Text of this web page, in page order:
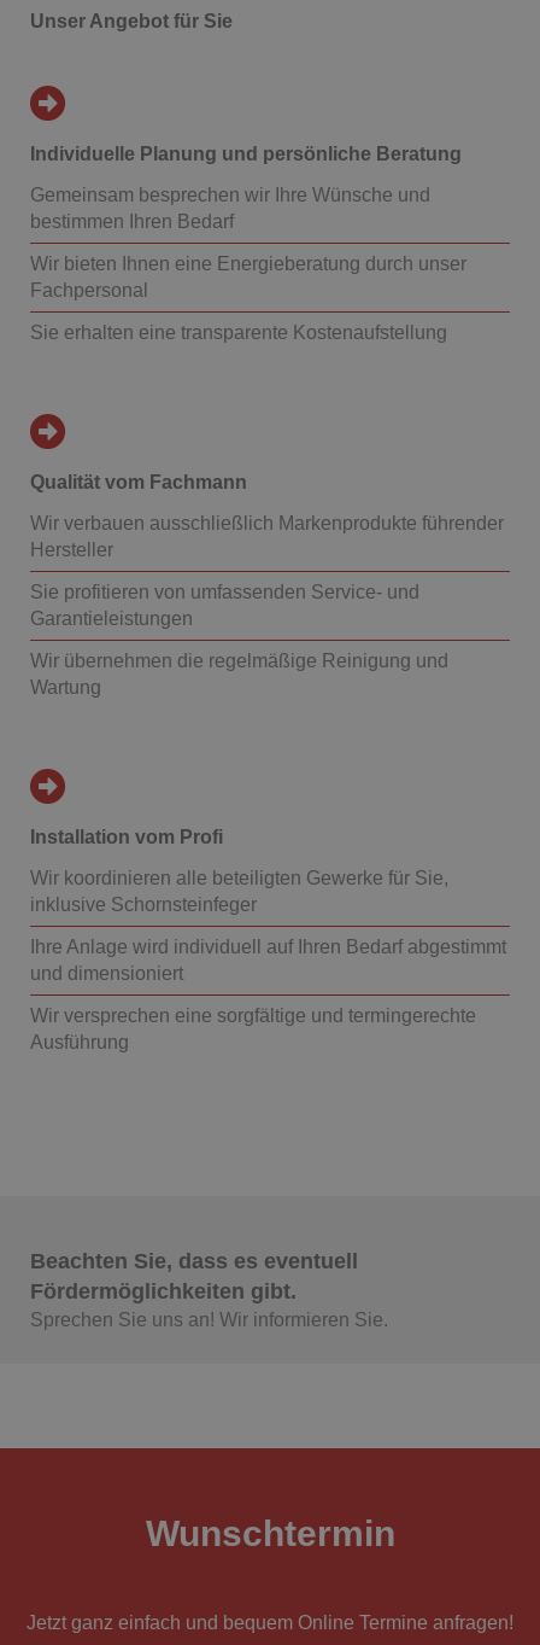
Unser Angebot für Sie
Individuelle Planung und persönliche Beratung
Gemeinsam besprechen wir Ihre Wünsche und
bestimmen Ihren Bedarf
Wir bieten Ihnen eine Energieberatung durch unser
Fachpersonal
Sie erhalten eine transparente Kostenaufstellung
Qualität vom Fachmann
Wir verbauen ausschließlich Markenprodukte führender
Hersteller
Sie profitieren von umfassenden Service- und
Garantieleistungen
Wir übernehmen die regelmäßige Reinigung und
Wartung
Installation vom Profi
Wir koordinieren alle beteiligten Gewerke für Sie,
inklusive Schornsteinfeger
Ihre Anlage wird individuell auf Ihren Bedarf abgestimmt
und dimensioniert
Wir versprechen eine sorgfältige und termingerechte
Ausführung
Beachten Sie, dass es eventuell
Fördermöglichkeiten gibt.
Sprechen Sie uns an! Wir informieren Sie.​
Wunschtermin
Jetzt ganz einfach und bequem Online Termine anfragen!